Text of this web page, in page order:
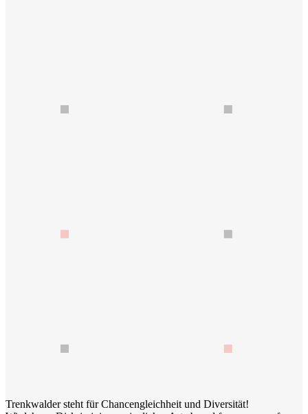
Trenkwalder steht für Chancengleichheit und Diversität!